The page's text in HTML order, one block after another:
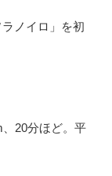
ノイロ」を初
20分ほど。平